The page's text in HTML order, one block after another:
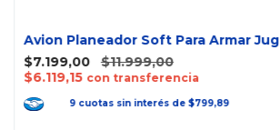
Avion Planeador Soft Para Armar
$7.199,00
$11.999,00
$6.119,15 con transferencia
9 cuotas sin interés de $799,89